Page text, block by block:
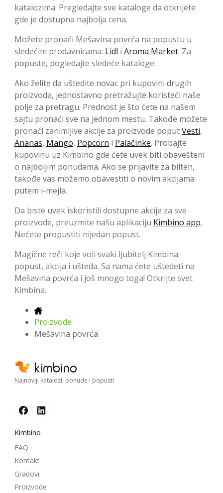
katalozima. Pregledajte sve kataloge da otkrijete
gde je dostupna najbolja cena.
Možete pronaći Mešavina povrća na popustu u
sledećim prodavnicama: Lidl i Aroma Market. Za
popuste, pogledajte sledeće kataloge:
Ako želite da uštedite novac pri kupovini drugih
proizvoda, jednostavno pretražujte koristeći naše
polje za pretragu. Prednost je što ćete na našem
sajtu pronaći sve na jednom mestu. Takođe možete
pronaći zanimljive akcije za proizvode poputVesti,
Ananas, Mango, Popcorn i Palačinke. Probajte
kupovinu uz Kimbino gde ćete uvek biti obavešteni
o najboljim ponudama. Ako se prijavite za bilten,
takođe vas možemo obavestiti o novim akcijama
putem i-mejla.
Da biste uvek iskoristili dostupne akcije za sve
proizvode, preuzmite našu aplikaciju Kimbino app.
Nećete propustiti nijedan popust.
Magične reči koje voli svaki ljubitelj Kimbina:
popust, akcija i ušteda. Sa nama ćete uštedeti na
Mešavina povrća i još mnogo toga! Otkrijte svet
Kimbina.
Proizvode
Mešavina povrća
Najnoviji katalozi, ponude i popusti
Kimbino
FAQ
Kontakt
Gradovi
Proizvode